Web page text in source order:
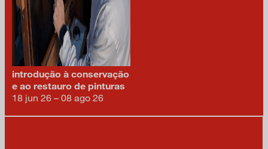
introdução à conservação
e ao restauro de pinturas
18 jun 26 – 08 ago 26